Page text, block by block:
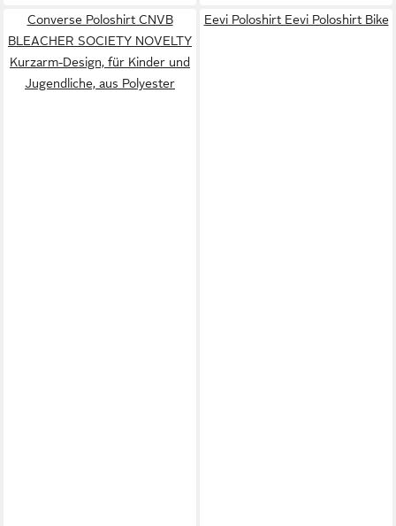
Converse Poloshirt CNVB
BLEACHER SOCIETY NOVELTY
Kurzarm-Design, für Kinder und
Jugendliche, aus Polyester
Eevi Poloshirt Eevi Poloshirt Bike